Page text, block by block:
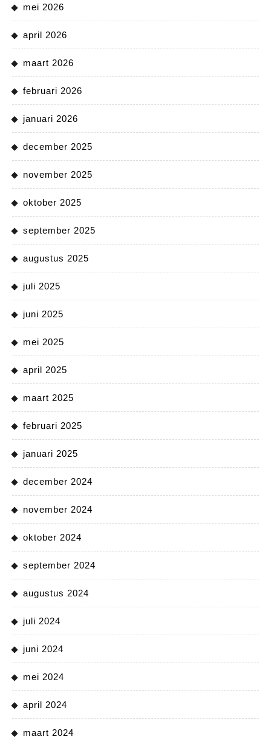
mei 2026
april 2026
maart 2026
februari 2026
januari 2026
december 2025
november 2025
oktober 2025
september 2025
augustus 2025
juli 2025
juni 2025
mei 2025
april 2025
maart 2025
februari 2025
januari 2025
december 2024
november 2024
oktober 2024
september 2024
augustus 2024
juli 2024
juni 2024
mei 2024
april 2024
maart 2024